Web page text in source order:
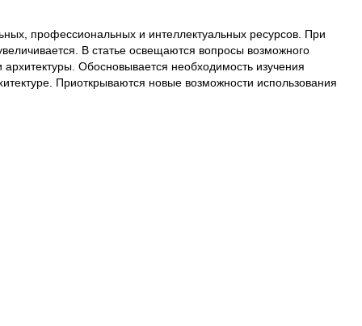
профессиональных и интеллектуальных ресурсов. При
В статье освещаются вопросы возможного
Обосновывается необходимость изучения
Приоткрываются новые возможности использования